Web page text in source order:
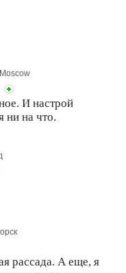
Moscow
И настрой
ни на что.
рассада. А еще, я